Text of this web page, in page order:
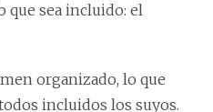
que sea incluido: el
organizado, lo que
incluidos los suyos.